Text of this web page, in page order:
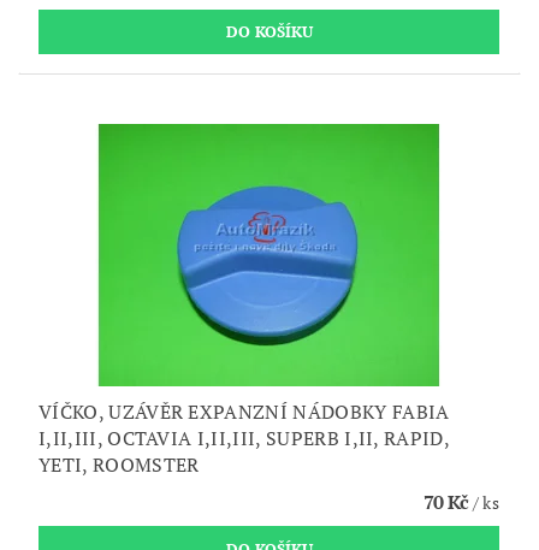
VÍČKO, UZÁVĚR EXPANZNÍ NÁDOBKY FABIA
I,II,III, OCTAVIA I,II,III, SUPERB I,II, RAPID,
YETI, ROOMSTER
70 Kč/ ks